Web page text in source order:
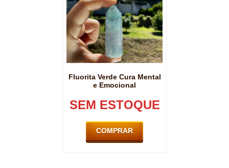
Fluorita Verde Cura Mental
e Emocional
SEM ESTOQUE
COMPRAR